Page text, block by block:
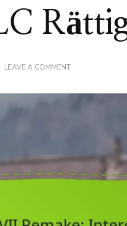
LEAVE A COMMENTON